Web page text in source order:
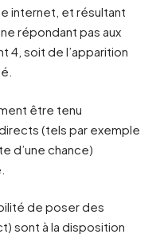
internet, et résultant
répondant pas aux
4, soit de l’apparition
être tenu
(tels par exemple
d’une chance)
de poser des
sont à la disposition